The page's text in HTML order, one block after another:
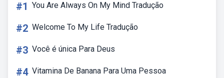
#1 You Are Always On My Mind Tradução
#2 Welcome To My Life Tradução
#3 Você é única Para Deus
#4 Vitamina De Banana Para Uma Pessoa